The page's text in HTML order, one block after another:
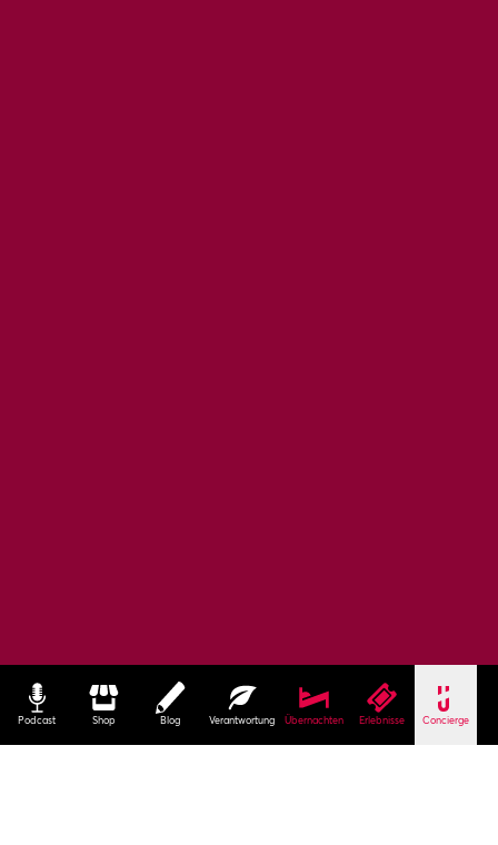
Podcast Shop Blog Verantwortung Übernachten Erlebnisse Concierge